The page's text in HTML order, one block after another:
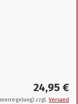
24,95 €
zzgl. Versand